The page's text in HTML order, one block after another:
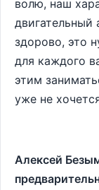
волю, наш
двигательный
здорово, это
для каждого
этим
уже не
Алексей